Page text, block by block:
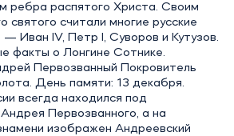
ребра распятого Христа. Своим
святого считали многие русские
Иван IV, Петр I, Суворов и Кутузов.
факты о Лонгине Сотнике.
Первозванный Покровитель
День памяти: 13 декабря.
всегда находился под
Первозванного, а на
изображен Андреевский